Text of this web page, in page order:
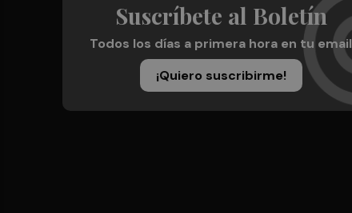
Suscríbete al Boletín
Todos los días a primera hora en tu email
¡Quiero suscribirme!